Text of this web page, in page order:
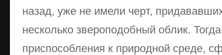
назад, уже не имели черт,
несколько звероподобный облик.
приспособления к природной среде,